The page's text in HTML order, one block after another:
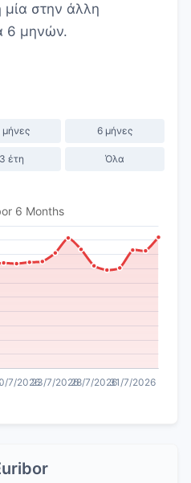
μία στην άλλη
6 μηνών.
μήνες 6 μήνες
3 έτη Όλα